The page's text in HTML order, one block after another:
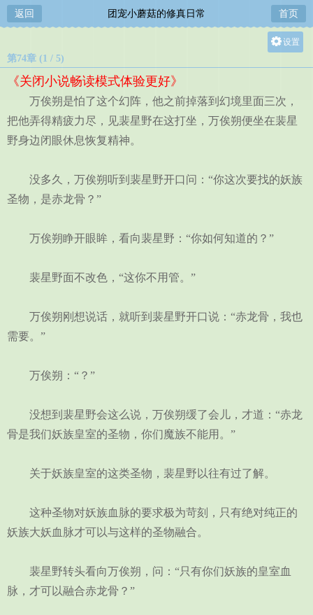
返回 团宠小蘑菇的修真日常 首页
设置
中
小
第74章 (1 / 5)
《关闭小说畅读模式体验更好》
万俟朔是怕了这个幻阵，他之前掉落到幻境里面三次，
把他弄得精疲力尽，见裴星野在这打坐，万俟朔便坐在裴星
野身边闭眼休息恢复精神。
没多久，万俟朔听到裴星野开口问：“你这次要找的妖族
圣物，是赤龙骨？”
万俟朔睁开眼眸，看向裴星野：“你如何知道的？”
裴星野面不改色，“这你不用管。”
万俟朔刚想说话，就听到裴星野开口说：“赤龙骨，我也
需要。”
万俟朔：“？”
没想到裴星野会这么说，万俟朔缓了会儿，才道：“赤龙
骨是我们妖族皇室的圣物，你们魔族不能用。”
关于妖族皇室的这类圣物，裴星野以往有过了解。
这种圣物对妖族血脉的要求极为苛刻，只有绝对纯正的
妖族大妖血脉才可以与这样的圣物融合。
裴星野转头看向万俟朔，问：“只有你们妖族的皇室血
脉，才可以融合赤龙骨？”